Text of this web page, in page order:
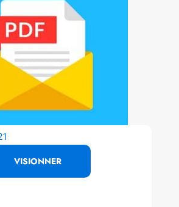
VISIONNER